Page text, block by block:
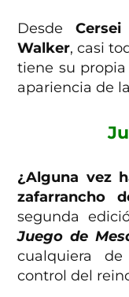
Desde
Walker, casi
tiene su propia
apariencia de
¿Alguna vez
zafarrancho
segunda
Juego de
cualquiera
control del